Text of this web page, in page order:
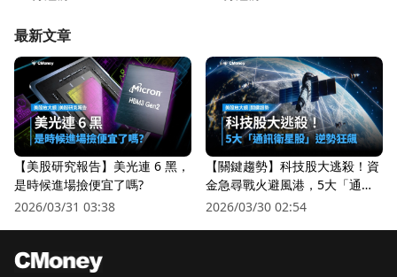
最新文章
【美股研究報告】美光連 6 黑，
是時候進場撿便宜了嗎?
2026/03/31 03:38
【關鍵趨勢】科技股大逃殺！資
金急尋戰火避風港，5大「通訊
衛星股」逆勢狂飆
2026/03/30 02:54